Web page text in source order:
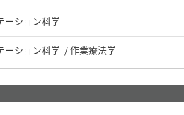
ーション科学
ーション科学 / 作業療法学